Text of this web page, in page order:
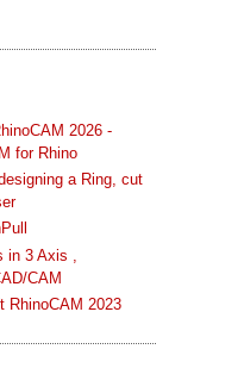
2026 -
for Rhino
a Ring, cut
3 Axis ,
CAM
RhinoCAM 2023